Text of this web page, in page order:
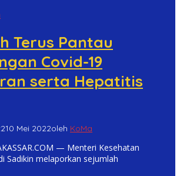
Terus Pantau
Covid-19
serta Hepatitis
10 Mei 2022oleh KoMa
— Menteri Kesehatan
Sadikin melaporkan sejumlah